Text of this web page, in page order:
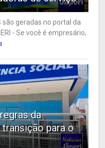
são geradas no portal da
- Se você é empresário,
da
para o